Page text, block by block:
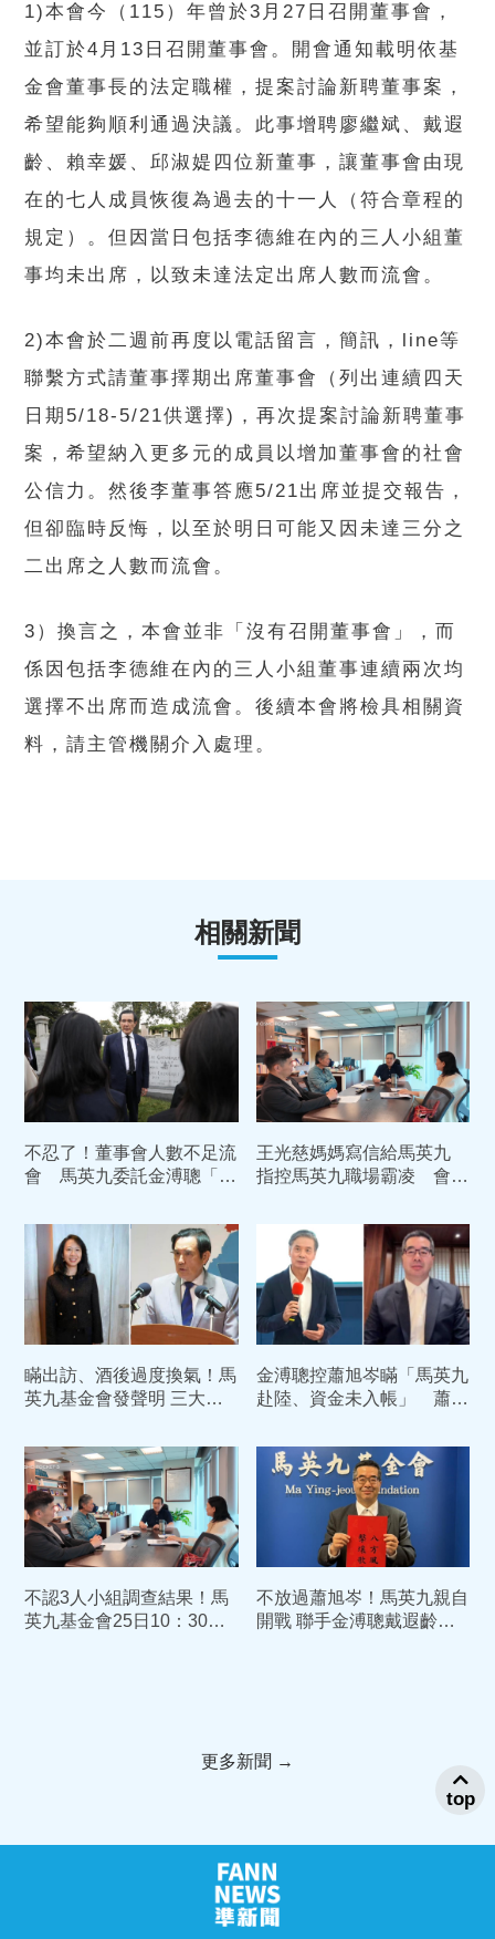
1)本會今（115）年曾於3月27日召開董事會，
並訂於4月13日召開董事會。開會通知載明依基
金會董事長的法定職權，提案討論新聘董事案，
希望能夠順利通過決議。此事增聘廖繼斌、戴遐
齡、賴幸媛、邱淑媞四位新董事，讓董事會由現
在的七人成員恢復為過去的十一人（符合章程的
規定）。但因當日包括李德維在內的三人小組董
事均未出席，以致未達法定出席人數而流會。
2)本會於二週前再度以電話留言，簡訊，line等
聯繫方式請董事擇期出席董事會（列出連續四天
日期5/18-5/21供選擇)，再次提案討論新聘董事
案，希望納入更多元的成員以增加董事會的社會
公信力。然後李董事答應5/21出席並提交報告，
但卻臨時反悔，以至於明日可能又因未達三分之
二出席之人數而流會。
3）換言之，本會並非「沒有召開董事會」，而
係因包括李德維在內的三人小組董事連續兩次均
選擇不出席而造成流會。後續本會將檢具相關資
料，請主管機關介入處理。
相關新聞
不忍了！董事會人數不足流
會 馬英九委託金溥聰「真
廉
王光慈媽媽寫信給馬英九
指控馬英九職場霸凌 會循
瞞出訪、酒後過度換氣！馬
英九基金會發聲明 三大關
金溥聰控蕭旭岑瞞「馬英九
赴陸、資金未入帳」 蕭旭
不認3人小組調查結果！馬
英九基金會25日10：30召
不放過蕭旭岑！馬英九親自
開戰 聯手金溥聰戴遐齡
更多新聞 →
top